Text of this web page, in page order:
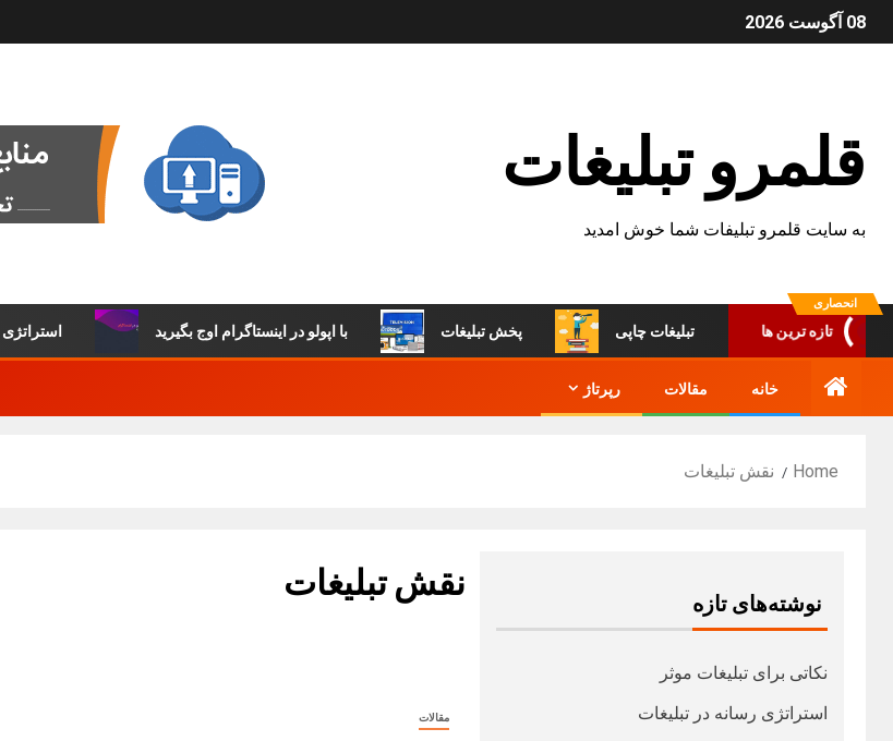
08 آگوست 2026
قلمرو تبلیغات
به سایت قلمرو تبلیفات شما خوش امدید
انحصاری
تازه ترین ها استراتژی با اپولو در اینستاگرام اوج بگیرید پخش تبلیغات تبلیغات چاپی
خانه مقالات رپرتاژ
Home نقش تبلیغات
نقش تبلیغات
مقالات
نوشته‌های تازه
نکاتی برای تبلیغات موثر
استراتژی رسانه در تبلیغات